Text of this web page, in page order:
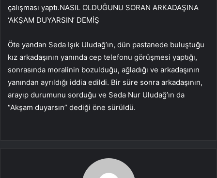
çalışması yaptı.NASIL OLDUĞUNU SORAN ARKADAŞINA
‘AKŞAM DUYARSIN’ DEMİŞ
Öte yandan Seda Işık Uludağ’ın, dün pastanede buluştuğu
kız arkadaşının yanında cep telefonu görüşmesi yaptığı,
sonrasında moralinin bozulduğu, ağladığı ve arkadaşının
yanından ayrıldığı iddia edildi. Bir süre sonra arkadaşının,
arayıp durumunu sorduğu ve Seda Nur Uludağ’ın da
“Akşam duyarsın” dediği öne sürüldü.